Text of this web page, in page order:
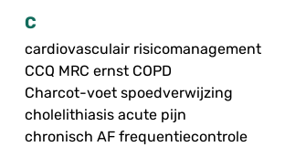
C
cardiovasculair risicomanagement
CCQ MRC ernst COPD
Charcot-voet spoedverwijzing
cholelithiasis acute pijn
chronisch AF frequentiecontrole